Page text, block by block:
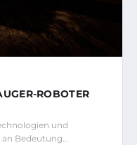
ROBOTER
und
Bedeutung…